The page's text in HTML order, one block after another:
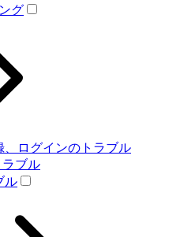
グ
、ログインのトラブル
ラブル
ル